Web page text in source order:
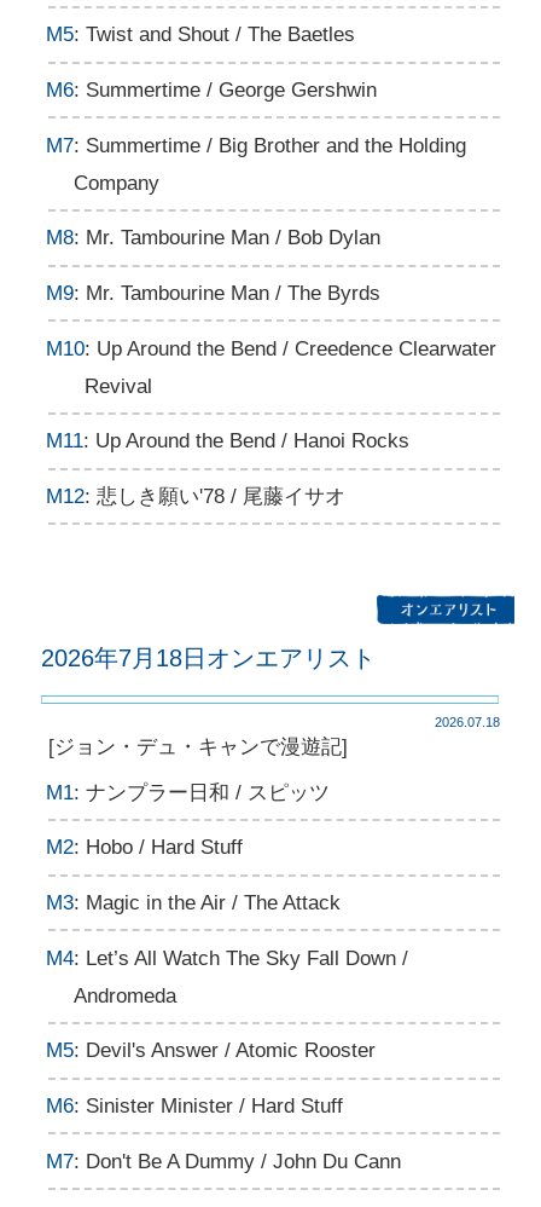
M5: Twist and Shout / The Baetles
M6: Summertime / George Gershwin
M7: Summertime / Big Brother and the Holding
Company
M8: Mr. Tambourine Man / Bob Dylan
M9: Mr. Tambourine Man / The Byrds
M10: Up Around the Bend / Creedence Clearwater
Revival
M11: Up Around the Bend / Hanoi Rocks
M12: 悲しき願い'78 / 尾藤イサオ
2026年7月18日オンエアリスト
2026.07.18
[ジョン・デュ・キャンで漫遊記]
M1: ナンプラー日和 / スピッツ
M2: Hobo / Hard Stuff
M3: Magic in the Air / The Attack
M4: Let’s All Watch The Sky Fall Down /
Andromeda
M5: Devil's Answer / Atomic Rooster
M6: Sinister Minister / Hard Stuff
M7: Don't Be A Dummy / John Du Cann